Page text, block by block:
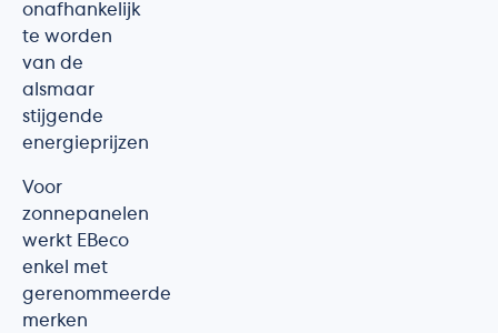
onafhankelijk
te worden
van de
alsmaar
stijgende
energieprijzen
Voor
zonnepanelen
werkt EBeco
enkel met
gerenommeerde
merken